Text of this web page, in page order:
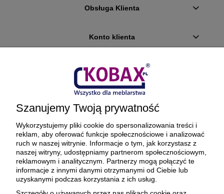
Obsługa Klienta
Konto klienta
Płatności i dostawa
Ciekawostki
O firmie
BEZPIECZNE PŁATNOŚCI ORAZ DOSTAWA
Szanujemy Twoją prywatność
Wykorzystujemy pliki cookie do spersonalizowania treści i
reklam, aby oferować funkcje społecznościowe i analizować
ruch w naszej witrynie. Informacje o tym, jak korzystasz z
naszej witryny, udostępniamy partnerom społecznościowym,
reklamowym i analitycznym. Partnerzy mogą połączyć te
informacje z innymi danymi otrzymanymi od Ciebie lub
uzyskanymi podczas korzystania z ich usług.